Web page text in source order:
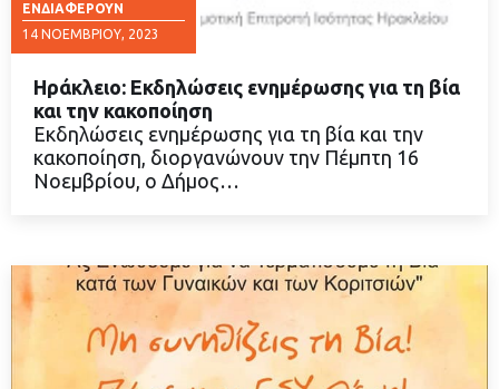
ΕΝΔΙΑΦΈΡΟΥΝ
14 ΝΟΕΜΒΡΊΟΥ, 2023
ΔΙΑΒΑΣΤΕ ΠΕΡΙΣΣΟΤΕΡΑ
Ηράκλειο: Εκδηλώσεις ενημέρωσης για τη βία
και την κακοποίηση
Εκδηλώσεις ενημέρωσης για τη βία και την
κακοποίηση, διοργανώνουν την Πέμπτη 16
Νοεμβρίου, ο Δήμος…